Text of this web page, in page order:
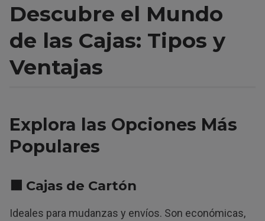
Descubre el Mundo
de las Cajas: Tipos y
Ventajas
Explora las Opciones Más
Populares
🟫 Cajas de Cartón
Ideales para mudanzas y envíos. Son económicas,